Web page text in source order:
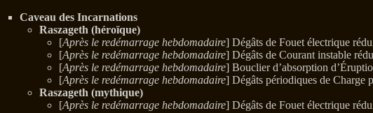
Caveau des Incarnations
Raszageth (héroïque)
[Après le redémarrage hebdomadaire] Dégâts de Fouet électrique
[Après le redémarrage hebdomadaire] Dégâts de Courant instable
[Après le redémarrage hebdomadaire] Bouclier d’absorption
[Après le redémarrage hebdomadaire] Dégâts périodiques de Charge
Raszageth (mythique)
[Après le redémarrage hebdomadaire] Dégâts de Fouet électrique